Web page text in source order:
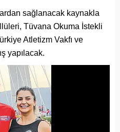
sağlanacak kaynakla
Tüvana Okuma İstekli
Atletizm Vakfı ve
yapılacak.